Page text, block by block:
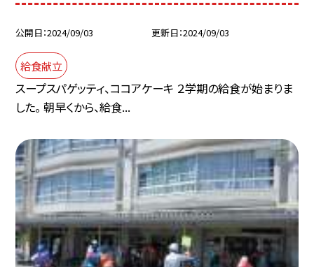
公開日 2024/09/03 更新日 2024/09/03
給食献立
スープスパゲッティ、ココアケーキ ２学期の給食が始まりま
した。 朝早くから、給食...